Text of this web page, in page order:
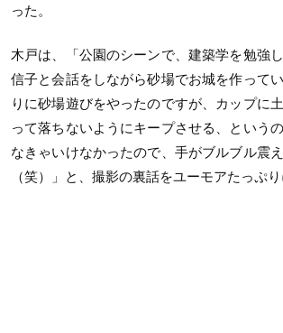
った。
木戸は、「公園のシーンで、建築学を勉強
信子と会話をしながら砂場でお城を作って
りに砂場遊びをやったのですが、カップに
って落ちないようにキープさせる、という
なきゃいけなかったので、手がブルブル震
（笑）」と、撮影の裏話をユーモアたっぷり